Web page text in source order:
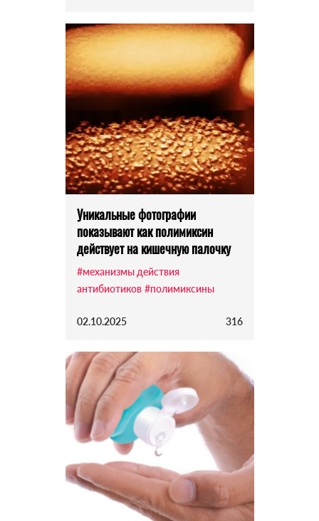
Уникальные фотографии
показывают как полимиксин
действует на кишечную палочку
#механизмы действия
антибиотиков #полимиксины
02.10.2025 316